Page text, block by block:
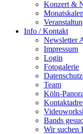
Konzert &
Info / Kontakt
Newsletter
Impressum
Login
Fotogalerie
Team
Köln-
Bands
Wir suchen